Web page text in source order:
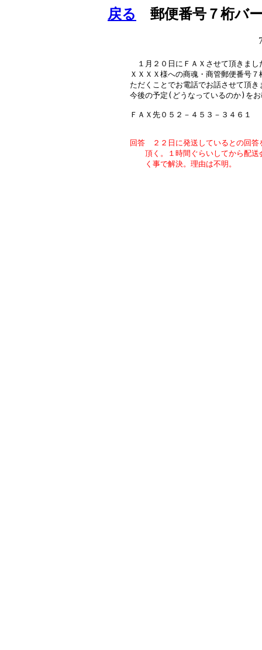
戻る 郵便番号７桁バ
１月２０日にＦＡＸさせて頂きまし
ＸＸＸＸ様への商魂・商管郵便番号
ただくことでお電話でお話させて頂
今後の予定(どうなっているのか)を
ＦＡＸ先０５２－４５３－３４６１
回答　２２日に発送しているとの回
頂く。１時間ぐらいしてから配送
く事で解決。理由は不明。